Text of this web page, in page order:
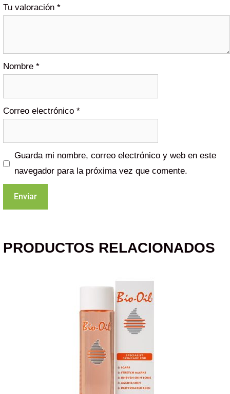
Tu valoración *
Nombre *
Correo electrónico *
Guarda mi nombre, correo electrónico y web en este
navegador para la próxima vez que comente.
PRODUCTOS RELACIONADOS